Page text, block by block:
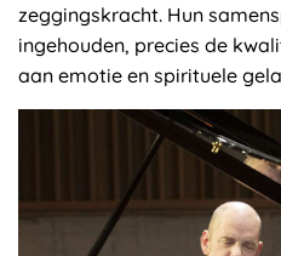
zeggingskracht. Hun
ingehouden, precies de
aan emotie en spirituele